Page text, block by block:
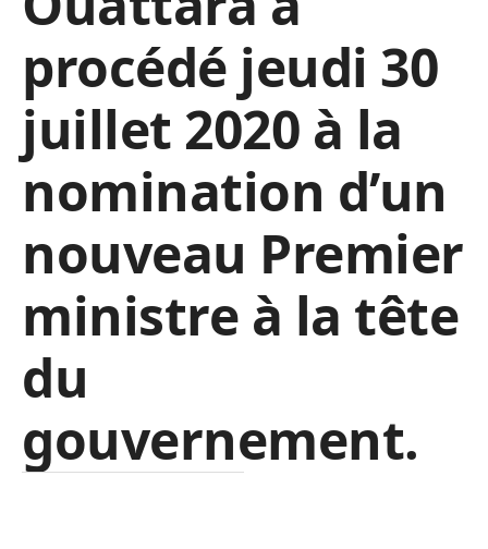
procédé jeudi 30
juillet 2020 à la
nomination d’un
nouveau Premier
ministre à la tête
du
gouvernement.